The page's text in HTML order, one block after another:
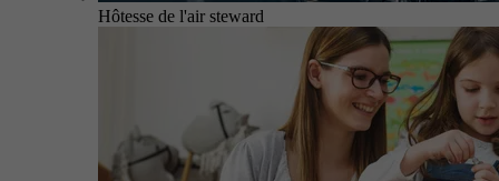
Hôtesse de l'air steward